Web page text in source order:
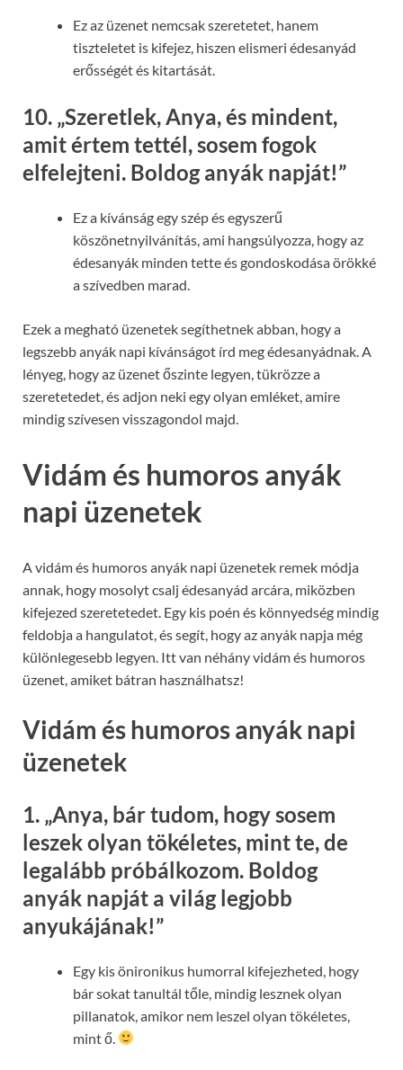
Ez az üzenet nemcsak szeretetet, hanem
tiszteletet is kifejez, hiszen elismeri édesanyád
erősségét és kitartását.
10. „Szeretlek, Anya, és mindent,
amit értem tettél, sosem fogok
elfelejteni. Boldog anyák napját!”
Ez a kívánság egy szép és egyszerű
köszönetnyilvánítás, ami hangsúlyozza, hogy az
édesanyák minden tette és gondoskodása örökké
a szívedben marad.
Ezek a megható üzenetek segíthetnek abban, hogy a
legszebb anyák napi kívánságot írd meg édesanyádnak. A
lényeg, hogy az üzenet őszinte legyen, tükrözze a
szeretetedet, és adjon neki egy olyan emléket, amire
mindig szívesen visszagondol majd.
Vidám és humoros anyák
napi üzenetek
A vidám és humoros anyák napi üzenetek remek módja
annak, hogy mosolyt csalj édesanyád arcára, miközben
kifejezed szeretetedet. Egy kis poén és könnyedség mindig
feldobja a hangulatot, és segít, hogy az anyák napja még
különlegesebb legyen. Itt van néhány vidám és humoros
üzenet, amiket bátran használhatsz!
Vidám és humoros anyák napi
üzenetek
1. „Anya, bár tudom, hogy sosem
leszek olyan tökéletes, mint te, de
legalább próbálkozom. Boldog
anyák napját a világ legjobb
anyukájának!”
Egy kis önironikus humorral kifejezheted, hogy
bár sokat tanultál tőle, mindig lesznek olyan
pillanatok, amikor nem leszel olyan tökéletes,
mint ő.